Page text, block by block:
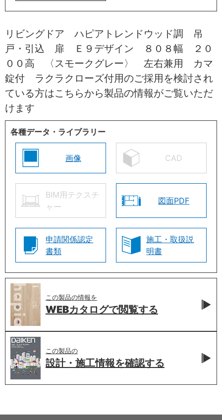
リビングドア ハピアトレンドウッド調 吊
戸・引込 扉 Ｅ９デザイン ８０８幅 ２０
００高 〈スモークグレー〉 左右兼用 カマ
錠付 ラクラクローズ付用のご採用を検討され
ている方はこちらから製品の情報がご覧いただ
けます
各種データ・ライブラリー
画像 CAD
BIM用テクスチ
ャー
図面PDF
申請関係認定
書類
施工・取扱説
明書
この製品の情報を
WEBカタログで閲覧する
この製品の
設計・施工情報を確認する